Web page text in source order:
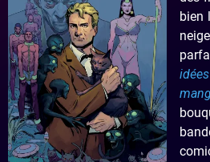
bien